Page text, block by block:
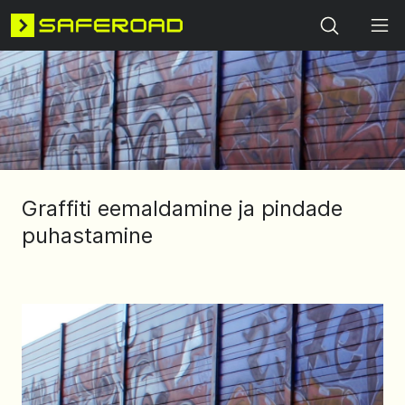
Search
Graffiti eemaldamine ja pindade
puhastamine